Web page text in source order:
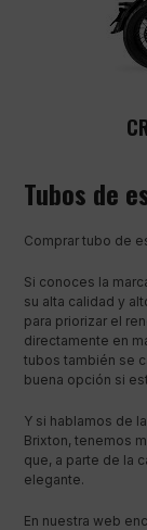
Tubos de
Comprar tubo de
Si conoces la
su alta calidad y
para priorizar el
directamente en
tubos también se
buena opción si
Y si hablamos de
Brixton, tenemos
que, a parte de la
elegante.
En nuestra web